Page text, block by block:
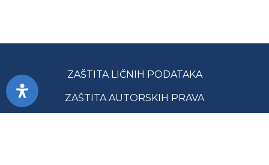
ZAŠTITA LIČNIH PODATAKA
ZAŠTITA AUTORSKIH PRAVA